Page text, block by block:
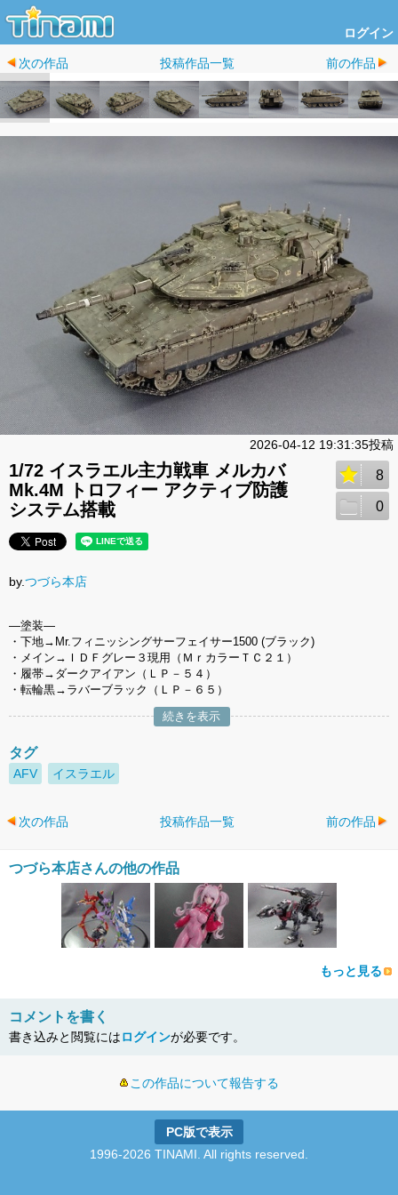
ログイン
次の作品 投稿作品一覧 前の作品
2026-04-12 19:31:35投稿
1/72 イスラエル主力戦車 メルカバ
Mk.4M トロフィー アクティブ防護
システム搭載
8
0
by.つづら本店
―塗装―
・下地→Mr.フィニッシングサーフェイサー1500 (ブラック)
・メイン→ＩＤＦグレー３現用（ＭｒカラーＴＣ２１）
・履帯→ダークアイアン（ＬＰ－５４）
・転輪黒→ラバーブラック（ＬＰ－６５）
続きを表示
タグ
AFV イスラエル
次の作品 投稿作品一覧 前の作品
つづら本店さんの他の作品
もっと見る
コメントを書く
書き込みと閲覧にはログインが必要です。
この作品について報告する
PC版で表示
1996-2026 TINAMI. All rights reserved.